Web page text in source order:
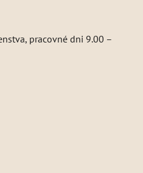
pracovné dni 9.00 –